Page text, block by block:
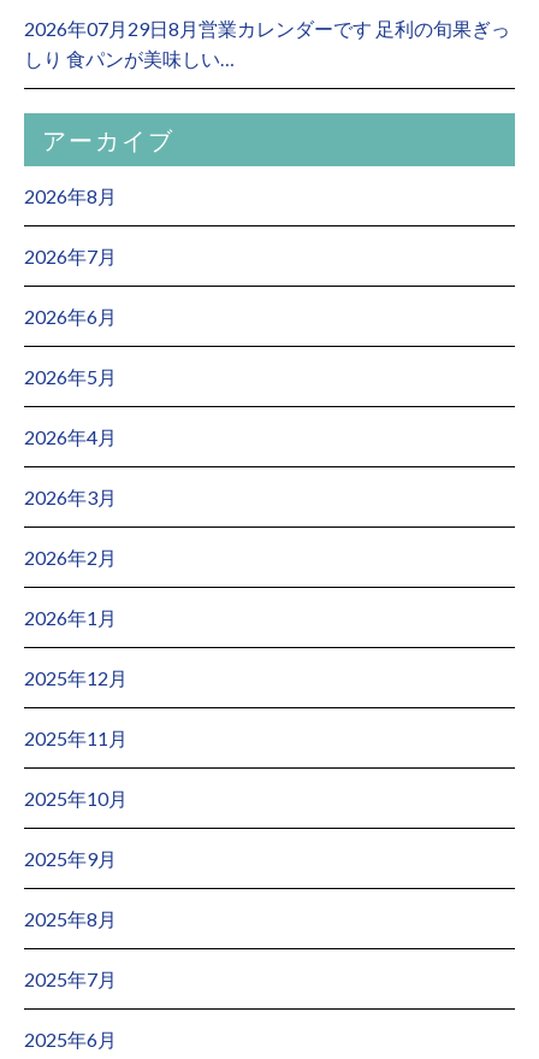
2026年07月29日8月営業カレンダーです 足利の旬果ぎっ
しり 食パンが美味しい…
アーカイブ
2026年8月
2026年7月
2026年6月
2026年5月
2026年4月
2026年3月
2026年2月
2026年1月
2025年12月
2025年11月
2025年10月
2025年9月
2025年8月
2025年7月
2025年6月